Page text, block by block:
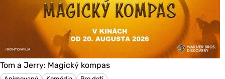
Tom a Jerry: Magický kompas